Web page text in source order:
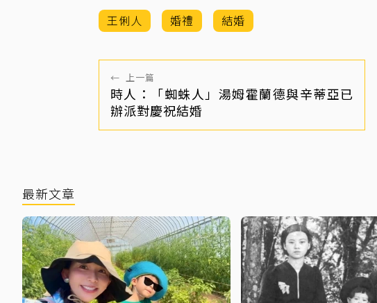
王俐人 婚禮 結婚
← 上一篇
時人：「蜘蛛人」湯姆霍蘭德與辛蒂亞已
辦派對慶祝結婚
最新文章